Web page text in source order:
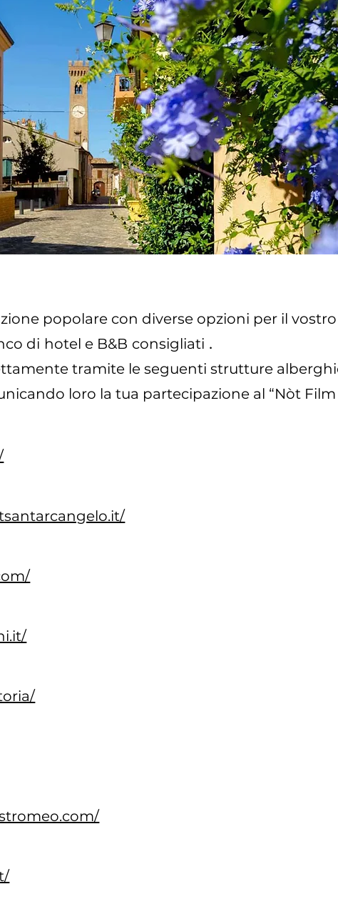
popolare con diverse opzioni per il vostro
di hotel e B&B consigliati .
tramite le seguenti strutture
loro la tua partecipazione al “Nòt Film